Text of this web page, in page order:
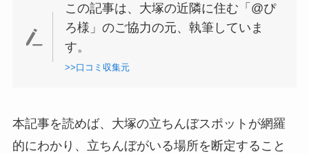
この記事は、大塚の近隣に住む「@ぴ
ろ様」のご協力の元、執筆していま
す。
>>口コミ収集元
本記事を読めば、大塚の立ちんぼスポットが網羅
的にわかり、立ちんぼがいる場所を断定すること